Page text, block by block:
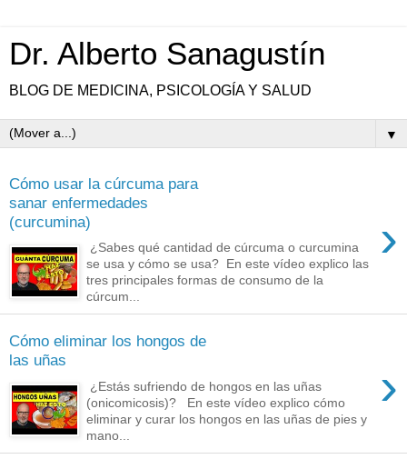
Dr. Alberto Sanagustín
BLOG DE MEDICINA, PSICOLOGÍA Y SALUD
▼
Cómo usar la cúrcuma para
sanar enfermedades
(curcumina)
›
¿Sabes qué cantidad de cúrcuma o curcumina
se usa y cómo se usa? En este vídeo explico las
tres principales formas de consumo de la
cúrcum...
Cómo eliminar los hongos de
las uñas
›
¿Estás sufriendo de hongos en las uñas
(onicomicosis)? En este vídeo explico cómo
eliminar y curar los hongos en las uñas de pies y
mano...